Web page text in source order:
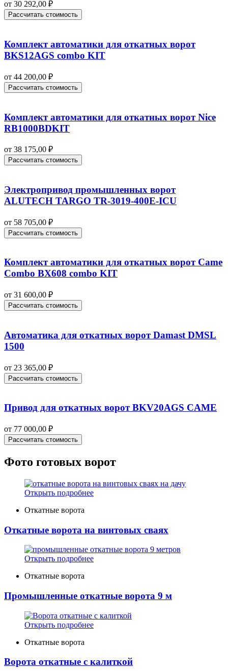
от 30 292,00 ₽
Рассчитать стоимость
Комплект автоматики для откатных ворот
BKS12AGS combo KIT
от 44 200,00 ₽
Рассчитать стоимость
Комплект автоматики для откатных ворот Nice
RB1000BDKIT
от 38 175,00 ₽
Рассчитать стоимость
Электропривод промышленных ворот
ALUTECH TARGO TR-3019-400E-ICU
от 58 705,00 ₽
Рассчитать стоимость
Комплект автоматики для откатных ворот Came
Combo BX608 combo KIT
от 31 600,00 ₽
Рассчитать стоимость
Автоматика для откатных ворот Damast DMSL
1500
от 23 365,00 ₽
Рассчитать стоимость
Привод для откатных ворот BKV20AGS CAME
от 77 000,00 ₽
Рассчитать стоимость
Фото готовых ворот
Открыть подробнее
Откатные ворота
Откатные ворота на винтовых сваях
Открыть подробнее
Откатные ворота
Промышленные откатные ворота 9 м
Открыть подробнее
Откатные ворота
Ворота откатные с калиткой